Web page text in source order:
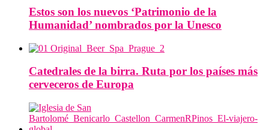
Estos son los nuevos ‘Patrimonio de la
Humanidad’ nombrados por la Unesco
Catedrales de la birra. Ruta por los países más
cerveceros de Europa